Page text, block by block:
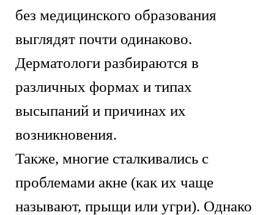
без медицинского образования
выглядят почти одинаково.
Дерматологи разбираются в
различных формах и типах
высыпаний и причинах их
возникновения.
Также, многие сталкивались с
проблемами акне (как их чаще
называют, прыщи или угри). Однако